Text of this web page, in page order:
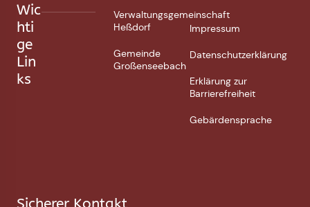
Wic
hti
ge
Lin
ks
Verwaltungsgemeinschaft
Heßdorf
Gemeinde
Großenseebach
Impressum
Datenschutzerklärung
Erklärung zur
Barrierefreiheit
Gebärdensprache